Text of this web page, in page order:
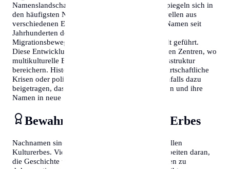
Namenslandschaft eines Landes. In Norwegen spiegeln sich in
den häufigsten Nachnamen oft Einwanderungswellen aus
verschiedenen Epochen wider. Während einige Namen seit
Jahrhunderten dominant sind, haben neuere
Migrationsbewegungen zu einer größeren Vielfalt geführt.
Diese Entwicklung zeigt sich besonders in urbanen Zentren, wo
multikulturelle Einflüsse die traditionelle Namensstruktur
bereichern. Historische Ereignisse wie Kriege, wirtschaftliche
Krisen oder politische Umwälzungen haben ebenfalls dazu
beigetragen, dass Menschen ihre Heimat verließen und ihre
Namen in neue Regionen brachten.
Bewahrung des kulturellen Erbes
Nachnamen sind ein wichtiger Teil des immateriellen
Kulturerbes. Viele Länder und Organisationen arbeiten daran,
die Geschichte und Bedeutung von Familiennamen zu